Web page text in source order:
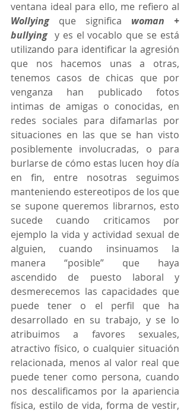
Wollying que significa woman +
bullying y es el vocablo que se está
utilizando para identificar la agresión
que nos hacemos unas a otras,
tenemos casos de chicas que por
venganza han publicado fotos
intimas de amigas o conocidas, en
redes sociales para difamarlas por
situaciones en las que se han visto
posiblemente involucradas, o para
burlarse de cómo estas lucen hoy día
en fin, entre nosotras seguimos
manteniendo estereotipos de los que
se supone queremos librarnos, esto
sucede cuando criticamos por
ejemplo la vida y actividad sexual de
alguien, cuando insinuamos la
manera “posible” que haya
ascendido de puesto laboral y
desmerecemos las capacidades que
puede tener o el perfil que ha
desarrollado en su trabajo, y se lo
atribuimos a favores sexuales,
atractivo físico, o cualquier situación
relacionada, menos al valor real que
puede tener como persona, cuando
nos descalificamos por la apariencia
física, estilo de vida, forma de vestir,